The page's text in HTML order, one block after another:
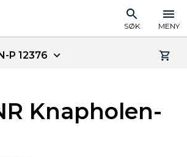
SØK MENY
P 12376
Knapholen-